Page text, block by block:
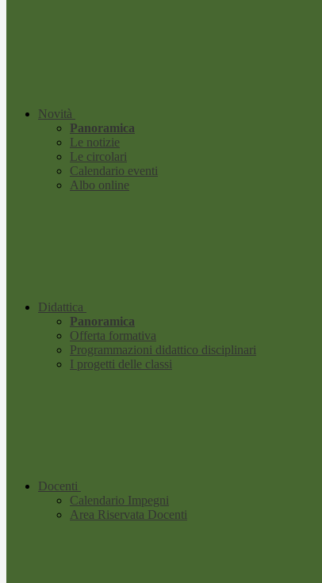
Novità
Panoramica
Le notizie
Le circolari
Calendario eventi
Albo online
Didattica
Panoramica
Offerta formativa
Programmazioni didattico disciplinari
I progetti delle classi
Docenti
Calendario Impegni
Area Riservata Docenti